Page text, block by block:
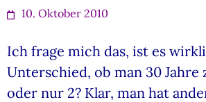
10. Oktober 2010
Ich frage mich das, ist es
Unterschied, ob man 30 Jahre
oder nur 2? Klar, man hat